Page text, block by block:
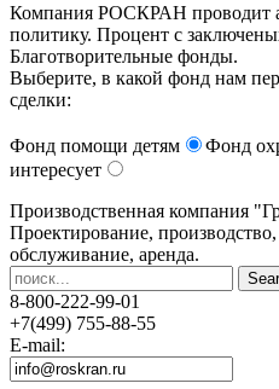
Компания РОСКРАН проводит
политику. Процент с
Благотворительные фонды.
Выберите, в какой фонд нам
сделки:
Фонд помощи детям Фонд
интересует
Производственная компания
Проектирование,
обслуживание, аренда.
8-800-222-99-01
+7(499) 755-88-55
E-mail: